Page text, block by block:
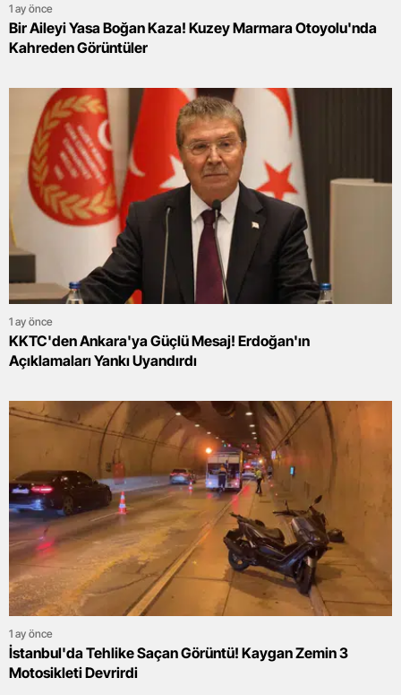
1 ay önce
Bir Aileyi Yasa Boğan Kaza! Kuzey Marmara Otoyolu'nda
Kahreden Görüntüler
1 ay önce
KKTC'den Ankara'ya Güçlü Mesaj! Erdoğan'ın
Açıklamaları Yankı Uyandırdı
1 ay önce
İstanbul'da Tehlike Saçan Görüntü! Kaygan Zemin 3
Motosikleti Devrirdi